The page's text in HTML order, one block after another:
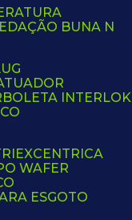
BUNA N
INTERLOK
WAFER
ESGOTO